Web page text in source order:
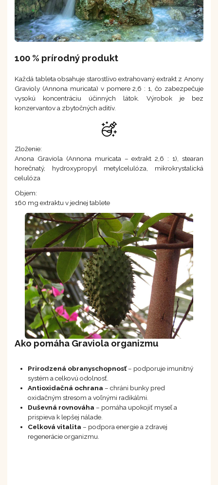
100 % prírodný produkt
Každá tableta obsahuje starostlivo extrahovaný extrakt z Anony
Gravioly (Annona muricata) v pomere 2,6 : 1, čo zabezpečuje
vysokú koncentráciu účinných látok. Výrobok je bez
konzervantov a zbytočných aditív.
Zloženie:
Anona Graviola (Annona muricata – extrakt 2,6 : 1), stearan
horečnatý, hydroxypropyl metylcelulóza, mikrokrystalická
celulóza
Objem:
160 mg extraktu v jednej tablete
Ako pomáha Graviola organizmu
Prirodzená obranyschopnosť– podporuje imunitný
systém a celkovú odolnosť.
Antioxidačná ochrana – chráni bunky pred
oxidačným stresom a voľnými radikálmi.
Duševná rovnováha – pomáha upokojiť myseľ a
prispieva k lepšej nálade.
Celková vitalita – podpora energie a zdravej
regenerácie organizmu.